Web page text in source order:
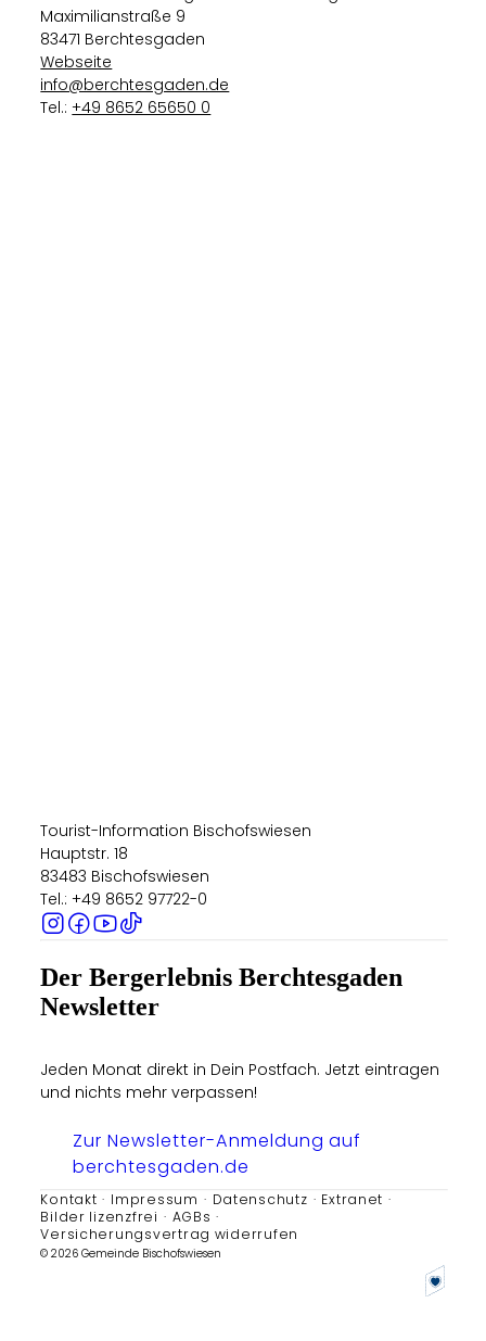
Maximilianstraße 9
83471 Berchtesgaden
Webseite
info@berchtesgaden.de
Tel.:+49 8652 65650 0
Tourist-Information Bischofswiesen
Hauptstr. 18
83483 Bischofswiesen
Tel.: +49 8652 97722-0
Der Bergerlebnis Berchtesgaden
Newsletter
Jeden Monat direkt in Dein Postfach. Jetzt eintragen
und nichts mehr verpassen!
Zur Newsletter-Anmeldung auf
berchtesgaden.de
Kontakt Impressum Datenschutz
Extranet
Bilder lizenzfrei
AGBs
Versicherungsvertrag widerrufen
© 2026 Gemeinde Bischofswiesen